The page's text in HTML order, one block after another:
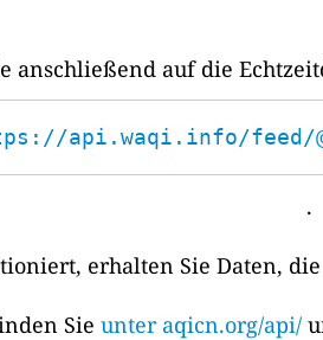
anschließend auf die
api.waqi.info/feed/
.
erhalten Sie Daten,
Sie unter aqicn.org/api/